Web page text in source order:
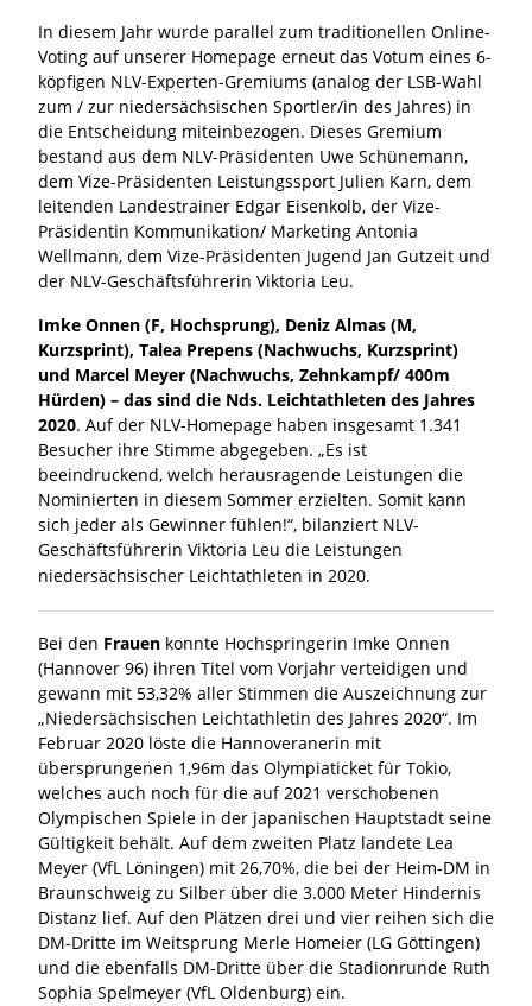
In diesem Jahr wurde parallel zum traditionellen Online-
Voting auf unserer Homepage erneut das Votum eines 6-
köpfigen NLV-Experten-Gremiums (analog der LSB-Wahl
zum / zur niedersächsischen Sportler/in des Jahres) in
die Entscheidung miteinbezogen. Dieses Gremium
bestand aus dem NLV-Präsidenten Uwe Schünemann,
dem Vize-Präsidenten Leistungssport Julien Karn, dem
leitenden Landestrainer Edgar Eisenkolb, der Vize-
Präsidentin Kommunikation/ Marketing Antonia
Wellmann, dem Vize-Präsidenten Jugend Jan Gutzeit und
der NLV-Geschäftsführerin Viktoria Leu.
Imke Onnen (F, Hochsprung), Deniz Almas (M,
Kurzsprint), Talea Prepens (Nachwuchs, Kurzsprint)
und Marcel Meyer (Nachwuchs, Zehnkampf/ 400m
Hürden) – das sind die Nds. Leichtathleten des Jahres
2020. Auf der NLV-Homepage haben insgesamt 1.341
Besucher ihre Stimme abgegeben. „Es ist
beeindruckend, welch herausragende Leistungen die
Nominierten in diesem Sommer erzielten. Somit kann
sich jeder als Gewinner fühlen!“, bilanziert NLV-
Geschäftsführerin Viktoria Leu die Leistungen
niedersächsischer Leichtathleten in 2020.
Bei den Frauen konnte Hochspringerin Imke Onnen
(Hannover 96) ihren Titel vom Vorjahr verteidigen und
gewann mit 53,32% aller Stimmen die Auszeichnung zur
„Niedersächsischen Leichtathletin des Jahres 2020“. Im
Februar 2020 löste die Hannoveranerin mit
übersprungenen 1,96m das Olympiaticket für Tokio,
welches auch noch für die auf 2021 verschobenen
Olympischen Spiele in der japanischen Hauptstadt seine
Gültigkeit behält. Auf dem zweiten Platz landete Lea
Meyer (VfL Löningen) mit 26,70%, die bei der Heim-DM in
Braunschweig zu Silber über die 3.000 Meter Hindernis
Distanz lief. Auf den Plätzen drei und vier reihen sich die
DM-Dritte im Weitsprung Merle Homeier (LG Göttingen)
und die ebenfalls DM-Dritte über die Stadionrunde Ruth
Sophia Spelmeyer (VfL Oldenburg) ein.